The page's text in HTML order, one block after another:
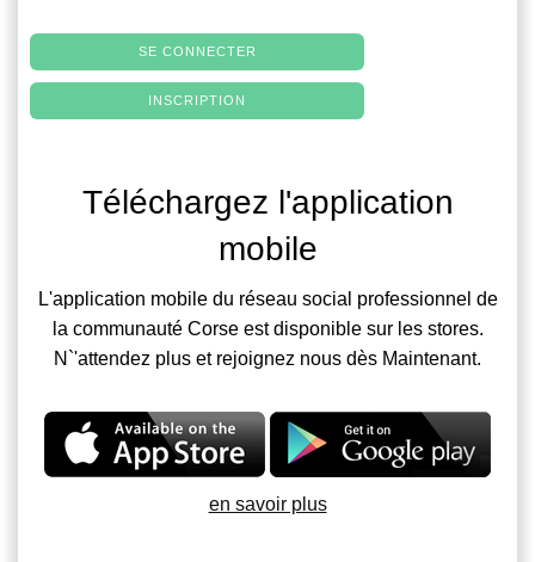
SE CONNECTER
INSCRIPTION
Téléchargez l'application
mobile
L'application mobile du réseau social professionnel de
la communauté Corse est disponible sur les stores.
N`'attendez plus et rejoignez nous dès Maintenant.
en savoir plus